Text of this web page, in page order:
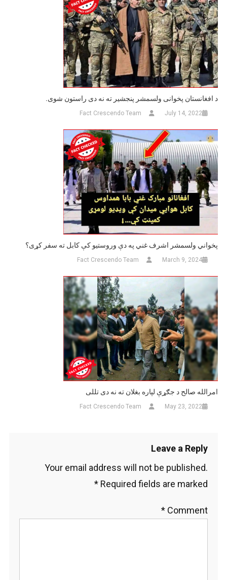
د افغانستان پخوانی ولسمشر پنجشیر ته نه دی راستون شوی.
July 14, 2022
Fact Crescendo Team
پخواني ولسمشر اشرف غني په دې وروستیو کې کابل ته سفر کړی؟
March 9, 2024
Fact Crescendo Team
امرالله صالح د جګړې لپاره بغلان ته نه دی تللی
May 23, 2022
Fact Crescendo Team
Leave a Reply
Your email address will not be published.
Required fields are marked
*
Comment
*